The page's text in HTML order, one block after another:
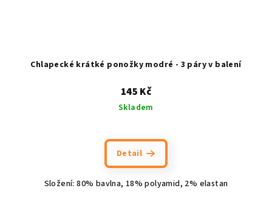
Chlapecké krátké ponožky modré - 3 páry v balení
145 Kč
Skladem
Detail
Složení: 80% bavlna, 18% polyamid, 2% elastan